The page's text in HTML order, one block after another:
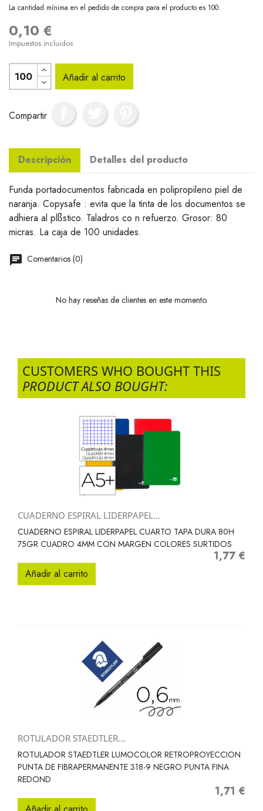
La cantidad mínima en el pedido de compra para el producto es 100.
0,10 €
Impuestos incluidos
Añadir al carrito
Compartir
Descripción Detalles del producto
Funda portadocumentos fabricada en polipropileno piel de
naranja. Copysafe : evita que la tinta de los documentos se
adhiera al plßstico. Taladros co n refuerzo. Grosor: 80
micras. La caja de 100 unidades.
Comentarios (0)
No hay reseñas de clientes en este momento.
CUSTOMERS WHO BOUGHT THIS
PRODUCT ALSO BOUGHT:
CUADERNO ESPIRAL LIDERPAPEL...
CUADERNO ESPIRAL LIDERPAPEL CUARTO TAPA DURA 80H
75GR CUADRO 4MM CON MARGEN COLORES SURTIDOS
Precio
1,77 €
Añadir al carrito
ROTULADOR STAEDTLER...
ROTULADOR STAEDTLER LUMOCOLOR RETROPROYECCION
PUNTA DE FIBRAPERMANENTE 318-9 NEGRO PUNTA FINA
REDOND
Precio
1,71 €